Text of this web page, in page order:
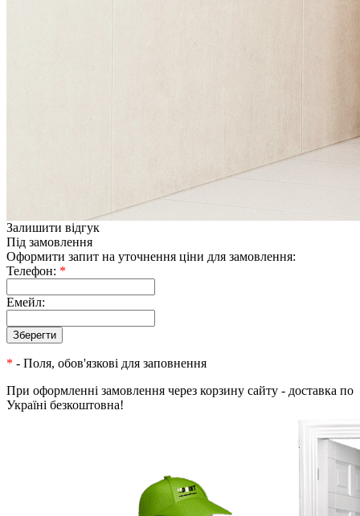
Залишити відгук
Під замовлення
Оформити запит на уточнення ціни для замовлення:
Телефон: *
Емейл:
* - Поля, обов'язкові для заповнення
При оформленні замовлення через корзину сайту - доставка по
Україні безкоштовна!